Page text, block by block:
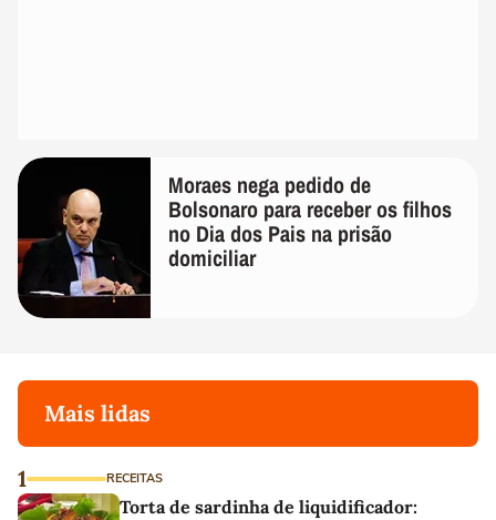
Moraes nega pedido de
Bolsonaro para receber os filhos
no Dia dos Pais na prisão
domiciliar
Mais lidas
1 RECEITAS
Torta de sardinha de liquidificador: